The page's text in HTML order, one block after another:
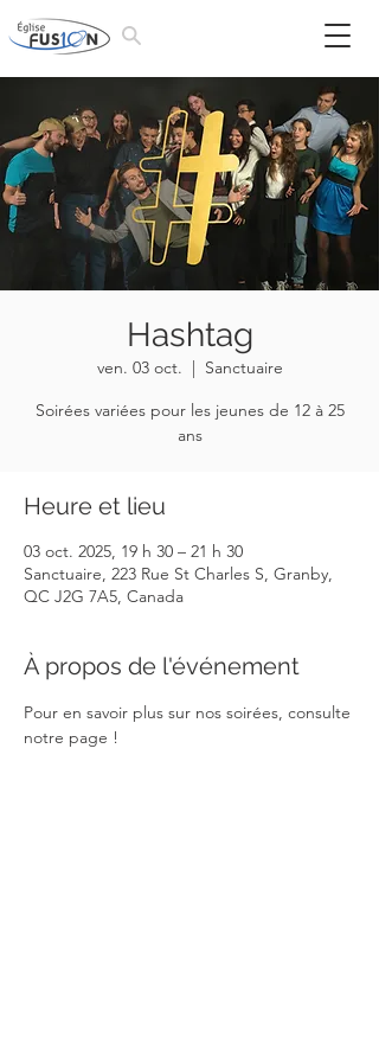
Hashtag
ven. 03 oct.
  |
Sanctuaire
Soirées variées pour les jeunes de 12 à 25
ans
Heure et lieu
03 oct. 2025, 19 h 30 – 21 h 30
Sanctuaire, 223 Rue St Charles S, Granby,
QC J2G 7A5, Canada
À propos de l'événement
Pour en savoir plus sur nos soirées, consulte
notre page !